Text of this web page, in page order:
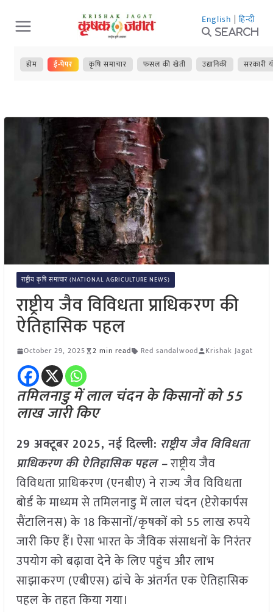
Skip
to
content
English | हिन्दी
Search
होम ई-पेपर कृषि समाचार फसल की खेती उद्यानिकी सरकारी
राष्ट्रीय कृषि समाचार (NATIONAL AGRICULTURE NEWS)
राष्ट्रीय जैव विविधता प्राधिकरण की
ऐतिहासिक पहल
October 29, 2025 2 min read Red sandalwood Krishak Jagat
तमिलनाडु में लाल चंदन के किसानों को 55
लाख जारी किए
29 अक्टूबर 2025, नई दिल्ली: राष्ट्रीय जैव विविधता
प्राधिकरण की ऐतिहासिक पहल –राष्ट्रीय जैव
विविधता प्राधिकरण (एनबीए) ने राज्य जैव विविधता
बोर्ड के माध्यम से तमिलनाडु में लाल चंदन (प्टेरोकार्पस
सैंटालिनस) के 18 किसानों/कृषकों को 55 लाख रुपये
जारी किए हैं। ऐसा भारत के जैविक संसाधनों के निरंतर
उपयोग को बढ़ावा देने के लिए पहुंच और लाभ
साझाकरण (एबीएस) ढांचे के अंतर्गत एक ऐतिहासिक
पहल के तहत किया गया।